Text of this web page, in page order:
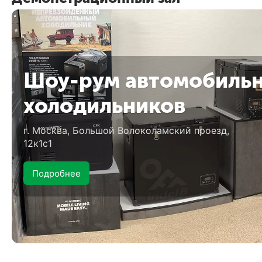
Шоу-рум
холодильников
г. Москва, Большой Волоколамский проезд,
12к1с1
Подробнее